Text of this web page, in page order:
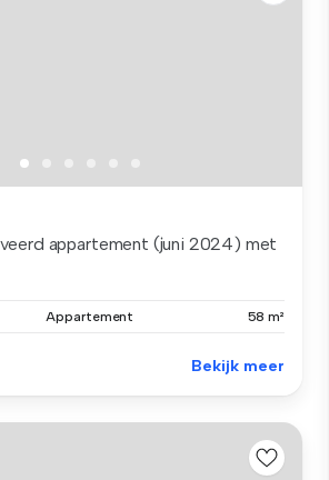
appartement (juni 2024) met
Appartement 58 m²
Bekijk meer